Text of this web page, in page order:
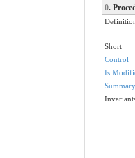
0.
Short
Control
Is
Summary